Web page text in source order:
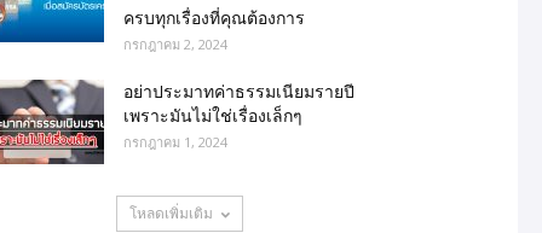
ครบทุกเรื่องที่คุณต้องการ
กรกฎาคม 2, 2024
อย่าประมาทค่าธรรมเนียมรายปี
เพราะมันไม่ใช่เรื่องเล็กๆ
กรกฎาคม 1, 2024
โหลดเพิ่มเติม